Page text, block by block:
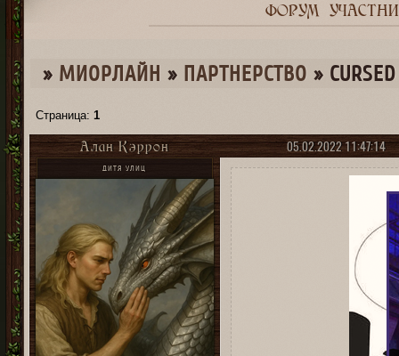
подробнее
ФОРУМ
» МИОРЛАЙН » ПАРТНЕРСТВО »
Страница:1
05.02.2022 11:47:14
Алан Кэррон
ДИТЯ УЛИЦ